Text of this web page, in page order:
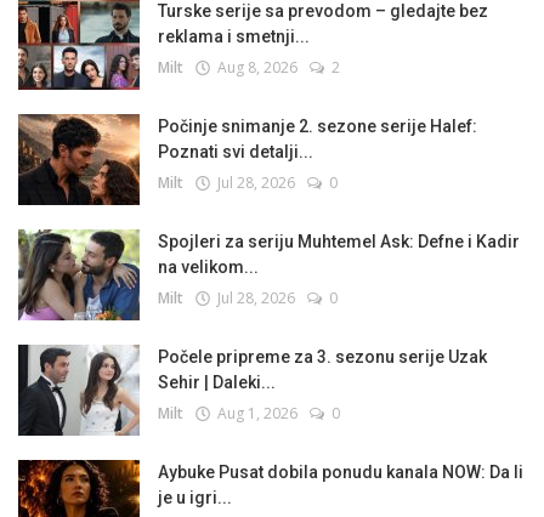
Turske serije sa prevodom – gledajte bez
reklama i smetnji...
Milt Aug 8, 2026 2
Počinje snimanje 2. sezone serije Halef:
Poznati svi detalji...
Milt Jul 28, 2026 0
Spojleri za seriju Muhtemel Ask: Defne i Kadir
na velikom...
Milt Jul 28, 2026 0
Počele pripreme za 3. sezonu serije Uzak
Sehir | Daleki...
Milt Aug 1, 2026 0
Aybuke Pusat dobila ponudu kanala NOW: Da li
je u igri...